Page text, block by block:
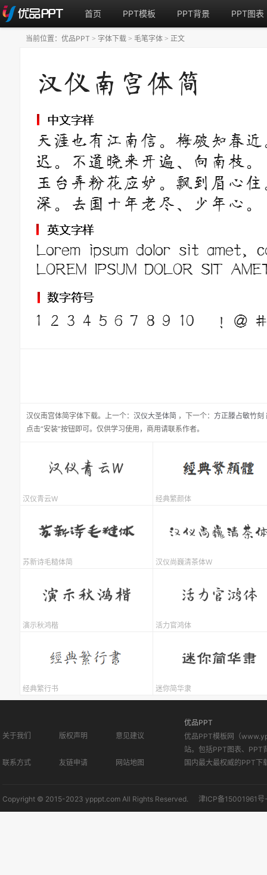
首页 PPT模板 PPT背景 PPT图表
汉仪南宫体简字体下载。 上一个： 汉仪大圣体简 ， 下一个： 方正滕占敏竹刻
点击“安装”按钮即可。仅供学习使用，商用请联系作者。
当前位置： 优品PPT > 字体下载 > 毛笔字体 > 正文
汉仪青云W 经典繁颜体
苏新诗毛糙体简 汉仪尚巍清茶体W
演示秋鸿楷 活力官鸿体
经典繁行书 迷你简华隶
关于我们 版权声明 意见建议
联系方式 友链申请 网站地图
优品PPT
优品PPT模板网（
站。包括PPT图表、PPT
国内最大最权威的PPT下
Copyright © 2015-2023 ypppt.com All Rights Reserved. 津ICP备15001961号